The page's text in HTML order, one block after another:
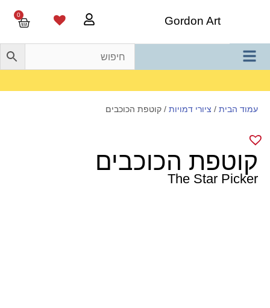
Gordon Art
0
עמוד הבית / ציורי דמויות / קוטפת הכוכבים
קוטפת הכוכבים
The Star Picker